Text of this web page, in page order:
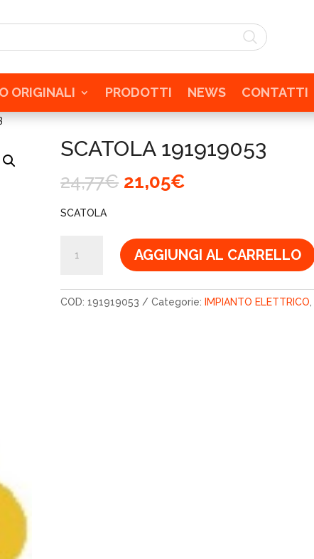
ORIGINALI PRODOTTI NEWS CONTATTI
SCATOLA 191919053
24,77€ Il
prezzo
24,77€.
21,05€
21,05€.
SCATOLA
191919053
AGGIUNGI AL CARRELLO
COD:191919053 Categorie: IMPIANTO ELETTRICO